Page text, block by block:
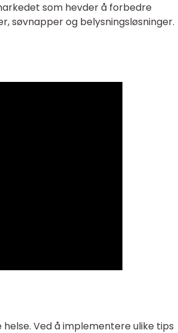
som hevder å forbedre
søvnapper og belysningsløsninger.
Ved å implementere ulike tips